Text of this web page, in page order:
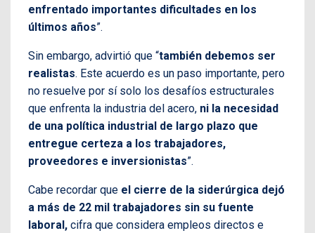
enfrentado importantes dificultades en los
últimos años”.
Sin embargo, advirtió que “también debemos ser
realistas. Este acuerdo es un paso importante, pero
no resuelve por sí solo los desafíos estructurales
que enfrenta la industria del acero, ni la necesidad
de una política industrial de largo plazo que
entregue certeza a los trabajadores,
proveedores e inversionistas”.
Cabe recordar que el cierre de la siderúrgica dejó
a más de 22 mil trabajadores sin su fuente
laboral, cifra que considera empleos directos e